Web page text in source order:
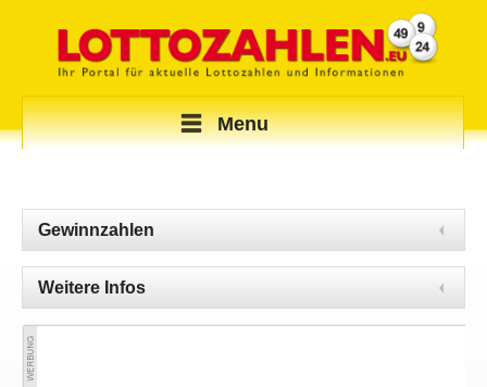
Menu
Gewinnzahlen
Weitere Infos